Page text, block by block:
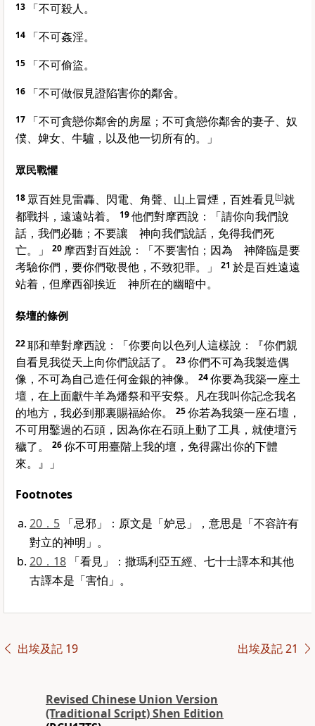
13 「不可殺人。
14 「不可姦淫。
15 「不可偷盜。
16 「不可做假見證陷害你的鄰舍。
17
「不可貪戀你鄰舍的房屋；不可貪戀你鄰舍的妻子、奴
僕、婢女、牛驢，以及他一切所有的。」
眾民戰懼
18 眾百姓見雷轟、閃電、角聲、山上冒煙，百姓看見[b]就
都戰抖，遠遠站着。
19他們對摩西說：「請你向我們說
話，我們必聽；不要讓 神向我們說話，免得我們死
亡。」
20 摩西對百姓說：「不要害怕；因為 神降臨是要
考驗你們，要你們敬畏他，不致犯罪。」
21 於是百姓遠遠
站着，但摩西卻挨近 神所在的幽暗中。
祭壇的條例
22耶和華對摩西說：「你要向以色列人這樣說：『你們親
自看見我從天上向你們說話了。
23你們不可為我製造偶
像，不可為自己造任何金銀的神像。
24你要為我築一座土
壇，在上面獻牛羊為燔祭和平安祭。凡在我叫你記念我名
的地方，我必到那裏賜福給你。
25你若為我築一座石壇，
不可用鑿過的石頭，因為你在石頭上動了工具，就使壇污
穢了。
26你不可用臺階上我的壇，免得露出你的下體
來。』」
Footnotes
20．5 「忌邪」：原文是「妒忌」，意思是「不容許有
對立的神明」。
20．18 「看見」：撒瑪利亞五經、七十士譯本和其他
古譯本是「害怕」。
出埃及記 19 出埃及記 21
Revised Chinese Union Version
(Traditional Script) Shen Edition